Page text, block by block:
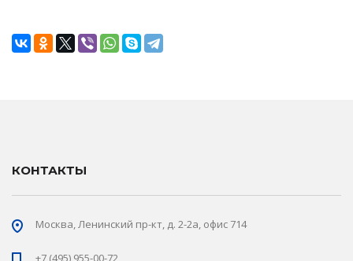
КОНТАКТЫ
Москва, Ленинский пр-кт, д. 2-2а, офис 714
+7 (495) 955-00-72